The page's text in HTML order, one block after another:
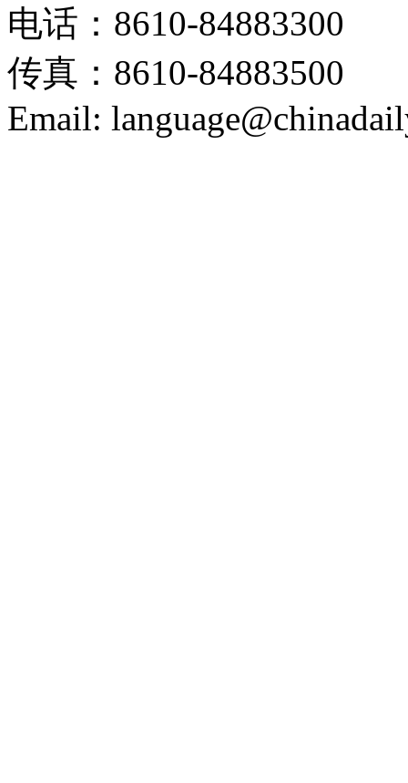
电话：8610-84883300
传真：8610-84883500
Email: